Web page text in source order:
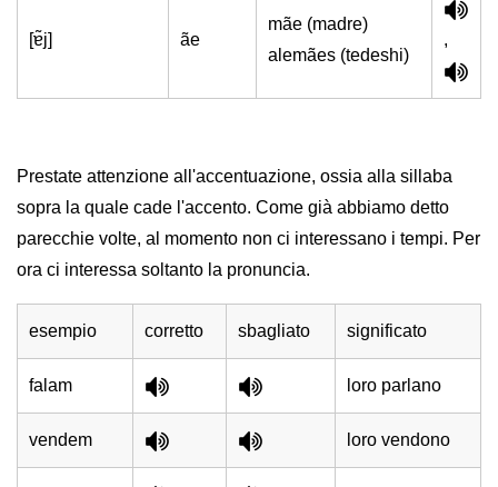
[ɐ̃j] ãe
mãe (madre)
alemães (tedeshi)
,
Prestate attenzione all'accentuazione, ossia alla sillaba
sopra la quale cade l'accento. Come già abbiamo detto
parecchie volte, al momento non ci interessano i tempi. Per
ora ci interessa soltanto la pronuncia.
esempio corretto sbagliato significato
falam loro parlano
vendem loro vendono